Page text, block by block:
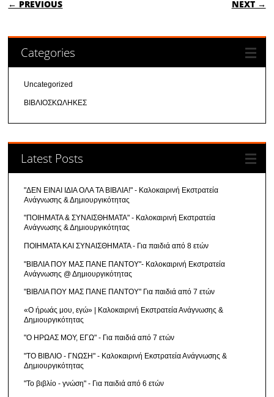
← PREVIOUS NEXT →
Categories
Uncategorized
ΒΙΒΛΙΟΣΚΩΛΗΚΕΣ
Latest Posts
"ΔΕΝ ΕΙΝΑΙ ΙΔΙΑ ΟΛΑ ΤΑ ΒΙΒΛΙΑ!" - Καλοκαιρινή Εκστρατεία
Ανάγνωσης & Δημιουργικότητας
"ΠΟΙΗΜΑΤΑ & ΣΥΝΑΙΣΘΗΜΑΤΑ" - Καλοκαιρινή Εκστρατεία
Ανάγνωσης & Δημιουργικότητας
ΠΟΙΗΜΑΤΑ ΚΑΙ ΣΥΝΑΙΣΘΗΜΑΤΑ - Για παιδιά από 8 ετών
"ΒΙΒΛΙΑ ΠΟΥ ΜΑΣ ΠΑΝΕ ΠΑΝΤΟΥ"- Καλοκαιρινή Εκστρατεία
Ανάγνωσης @ Δημιουργικότητας
"ΒΙΒΛΙΑ ΠΟΥ ΜΑΣ ΠΑΝΕ ΠΑΝΤΟΥ" Για παιδιά από 7 ετών
«Ο ήρωάς μου, εγώ» | Καλοκαιρινή Εκστρατεία Ανάγνωσης &
Δημιουργικότητας
"Ο ΗΡΩΑΣ ΜΟΥ, ΕΓΩ" - Για παιδιά από 7 ετών
"ΤΟ ΒΙΒΛΙΟ - ΓΝΩΣΗ" - Καλοκαιρινή Εκστρατεία Ανάγνωσης &
Δημιουργικότητας
"Το βιβλίο - γνώση" - Για παιδιά από 6 ετών